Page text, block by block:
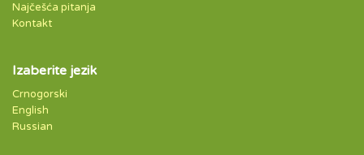
Najčešća pitanja
Kontakt
Izaberite jezik
Crnogorski
English
Russian